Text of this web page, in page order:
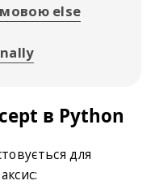
else
в Python
для